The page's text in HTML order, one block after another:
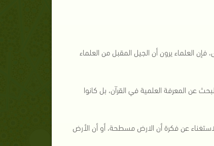
العلماء يرون أن الجيل المقبل من العلماء
الذين عاشوا في الفترة بين 700 و 1500 لم يقوموا بالبحث عن المعرفة العلمية في القرآن، بل كانوا
عن فكرة أن الارض مسطحة، أو أن الأرض